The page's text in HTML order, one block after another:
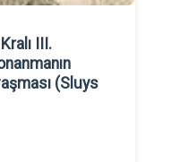
III.
(Sluys